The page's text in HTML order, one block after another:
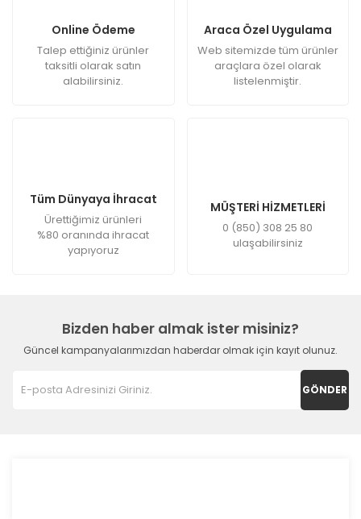
Online Ödeme
Talep ettiğiniz ürünler
taksitli olarak satın
alabilirsiniz.
Araca Özel Uygulama
Web sitemizde tüm ürünler
araçlara özel olarak
listelenmiştir.
Tüm Dünyaya İhracat
Ürettiğimiz ürünleri
%80 oranında ihracat
yapıyoruz
MÜŞTERİ HİZMETLERİ
0 (850) 308 25 80
ulaşabilirsiniz
Bizden haber almak ister misiniz?
Güncel kampanyalarımızdan haberdar olmak için kayıt olunuz.
GÖNDER